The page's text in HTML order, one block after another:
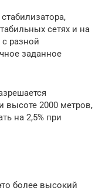
сетях и на
разной
заданное
высоте 2000 метров,
на 2,5% при
более высокий